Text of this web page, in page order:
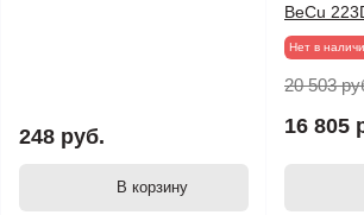
248 руб.
В корзину
BeCu
Нет в
20 503
16 805